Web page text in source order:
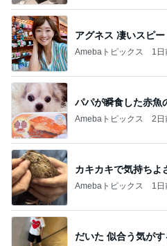
アグネス 凄いスピ
Amebaトピックス 1日
パパが瞬食した赤魚
Amebaトピックス 2日
カキカキで気持ちよ
Amebaトピックス 1日
だいた 似合う気が